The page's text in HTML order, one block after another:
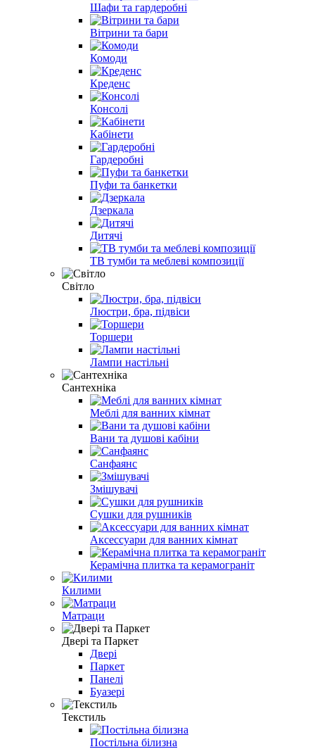
Шафи та гардеробні
Вітрини та бари
Комоди
Креденс
Консолі
Кабінети
Гардеробні
Пуфи та банкетки
Дзеркала
Дитячі
ТВ тумби та меблеві композиції
Світло
Люстри, бра, підвіси
Торшери
Лампи настільні
Сантехніка
Меблі для ванних кімнат
Вани та душові кабіни
Санфаянс
Змішувачі
Сушки для рушників
Аксессуари для ванних кімнат
Керамічна плитка та керамограніт
Килими
Матраци
Двері та Паркет
Двері
Паркет
Панелі
Буазері
Текстиль
Постільна білизна